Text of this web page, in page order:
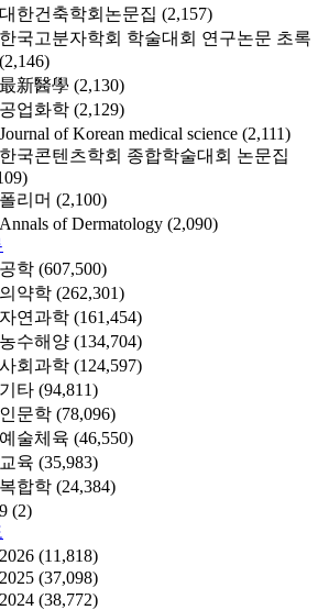
대한건축학회논문집 (2,157)
한국고분자학회 학술대회 연구논문 초록
(2,146)
最新醫學 (2,130)
공업화학 (2,129)
Journal of Korean medical science (2,111)
한국콘텐츠학회 종합학술대회 논문집
폴리머 (2,100)
Annals of Dermatology (2,090)
공학 (607,500)
의약학 (262,301)
자연과학 (161,454)
농수해양 (134,704)
사회과학 (124,597)
기타 (94,811)
인문학 (78,096)
예술체육 (46,550)
교육 (35,983)
복합학 (24,384)
9 (2)
2026 (11,818)
2025 (37,098)
2024 (38,772)